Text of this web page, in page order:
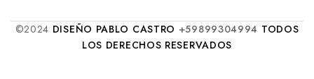
©2024 DISEÑO PABLO CASTRO +59899304994 TODOS
LOS DERECHOS RESERVADOS